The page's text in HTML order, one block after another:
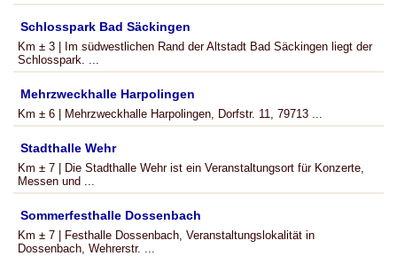
Schlosspark Bad Säckingen
Km ± 3 | Im südwestlichen Rand der Altstadt Bad Säckingen liegt der
Schlosspark. ...
Mehrzweckhalle Harpolingen
Km ± 6 | Mehrzweckhalle Harpolingen, Dorfstr. 11, 79713 ...
Stadthalle Wehr
Km ± 7 | Die Stadthalle Wehr ist ein Veranstaltungsort für Konzerte,
Messen und ...
Sommerfesthalle Dossenbach
Km ± 7 | Festhalle Dossenbach, Veranstaltungslokalität in
Dossenbach, Wehrerstr. ...